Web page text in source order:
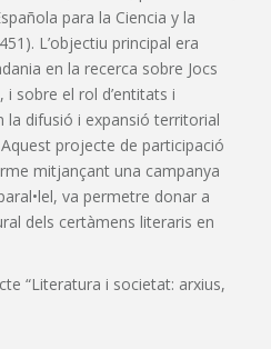
para la Ciencia y la
L’objectiu principal era
en la recerca sobre Jocs
sobre el rol d’entitats i
la difusió i expansió territorial
projecte de participació
mitjançant una campanya
va permetre donar a
dels certàmens literaris en
“Literatura i societat: arxius,